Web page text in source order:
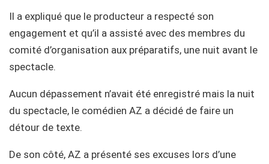
Il a expliqué que le producteur a respecté son
engagement et qu’il a assisté avec des membres du
comité d’organisation aux préparatifs, une nuit avant le
spectacle.
Aucun dépassement n’avait été enregistré mais la nuit
du spectacle, le comédien AZ a décidé de faire un
détour de texte.
De son côté, AZ a présenté ses excuses lors d’une